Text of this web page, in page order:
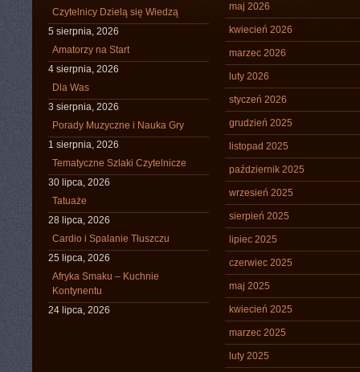
Czytelnicy Dzielą się Wiedzą
5 sierpnia, 2026
Amatorzy na Start
4 sierpnia, 2026
Dla Was
3 sierpnia, 2026
Porady Muzyczne i Nauka Gry
1 sierpnia, 2026
Tematyczne Szlaki Czytelnicze
30 lipca, 2026
Tatuaże
28 lipca, 2026
Cardio i Spalanie Tłuszczu
25 lipca, 2026
Afryka Smaku – Kuchnie
Kontynentu
24 lipca, 2026
maj 2026
kwiecień 2026
marzec 2026
luty 2026
styczeń 2026
grudzień 2025
listopad 2025
październik 2025
wrzesień 2025
sierpień 2025
lipiec 2025
czerwiec 2025
maj 2025
kwiecień 2025
marzec 2025
luty 2025